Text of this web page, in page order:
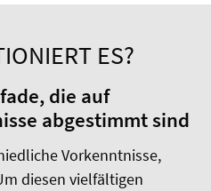
ES?
die auf
abgestimmt sind
Vorkenntnisse,
diesen vielfältigen